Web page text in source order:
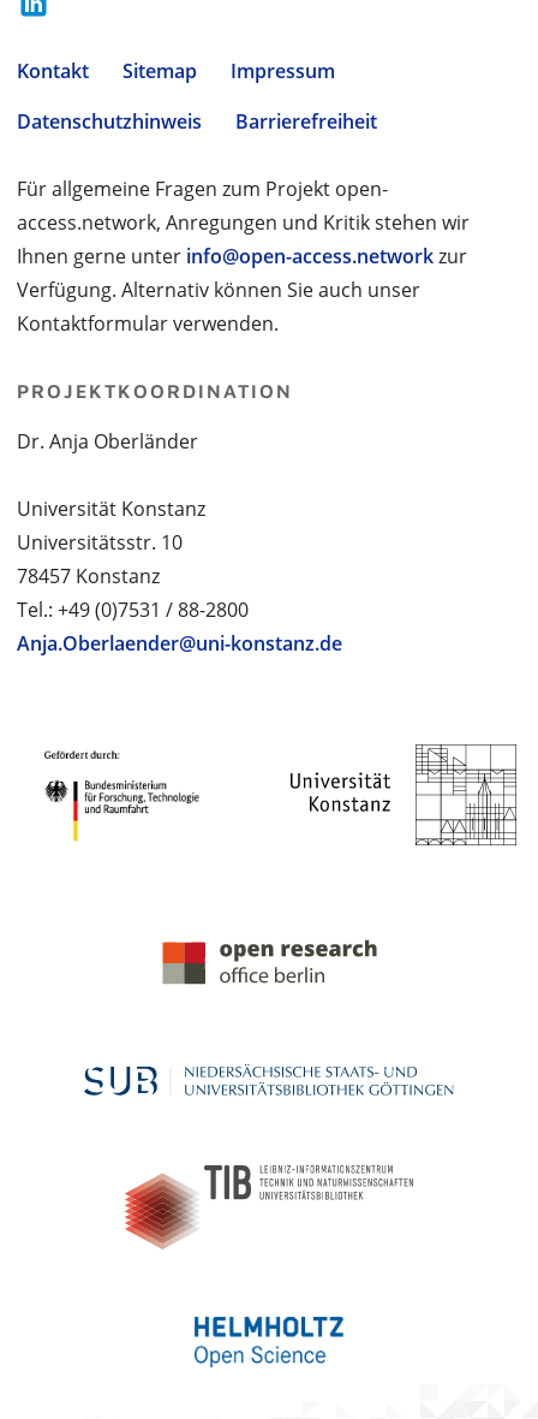
Kontakt Sitemap
Impressum
Datenschutzhinweis
Barrierefreiheit
Für allgemeine Fragen zum Projekt open-
access.network, Anregungen und Kritik stehen wir
Ihnen gerne unter info@open-access.networkzur
Verfügung. Alternativ können Sie auch unser
Kontaktformular verwenden.
PROJEKTKOORDINATION
Dr. Anja Oberländer
Universität Konstanz
Universitätsstr. 10
78457 Konstanz
Tel.: +49 (0)7531 / 88-2800
Anja.Oberlaender@uni-konstanz.de